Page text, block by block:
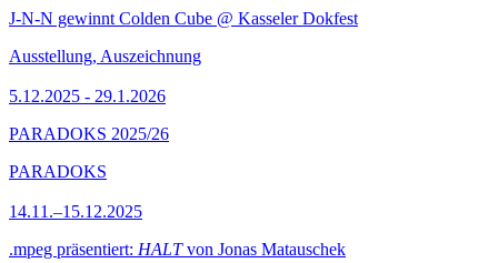
J-N-N gewinnt Colden Cube @ Kasseler Dokfest
Ausstellung, Auszeichnung
5.12.2025 - 29.1.2026
PARADOKS 2025/26
PARADOKS
14.11.–15.12.2025
.mpeg präsentiert: HALTvon Jonas Matauschek